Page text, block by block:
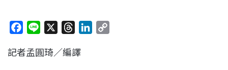
c
n
r
記者孟圓琦／編譯